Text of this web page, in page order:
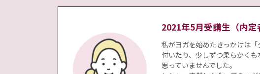
2021年5月受講生（内定
私がヨガを始めたきっかけは
付いたり、少しずつ柔らかく
思っていませんでした。